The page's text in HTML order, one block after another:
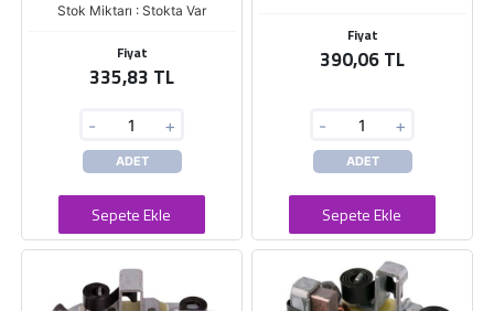
Stok Miktarı : Stokta Var
Fiyat
335,83 TL
- +
ADET
Sepete Ekle
Fiyat
390,06 TL
- +
ADET
Sepete Ekle